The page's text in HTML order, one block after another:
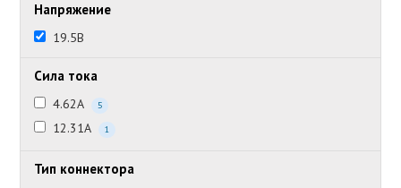
Напряжение
19.5В
Сила тока
4.62А 5
12.31А 1
Тип коннектора